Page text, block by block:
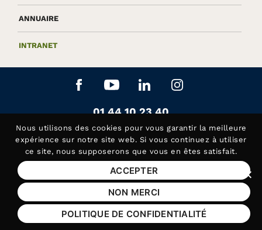
ANNUAIRE
INTRANET
Aller sur le réseau social
Aller sur le réseau social
Aller sur le réseau
Aller sur le
Contactez-nous au
01 44 10 23 40
Siège de la Fédération APAJH
Contactez-nous au
01 44 10 81 50
Handicap Assistance, les lundis et jeudis matin
Mentions légales
Plan du site
Aide et accessibilité
Nous utilisons des cookies pour vous garantir la meilleure
expérience sur notre site web. Si vous continuez à utiliser
ce site, nous supposerons que vous en êtes satisfait.
ACCEPTER
NON MERCI
POLITIQUE DE CONFIDENTIALITÉ